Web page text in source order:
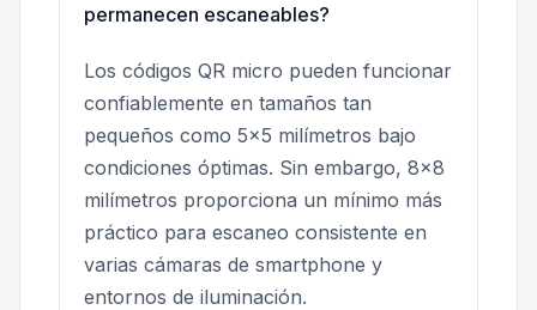
permanecen escaneables?
Los códigos QR micro pueden funcionar
confiablemente en tamaños tan
pequeños como 5x5 milímetros bajo
condiciones óptimas. Sin embargo, 8x8
milímetros proporciona un mínimo más
práctico para escaneo consistente en
varias cámaras de smartphone y
entornos de iluminación.